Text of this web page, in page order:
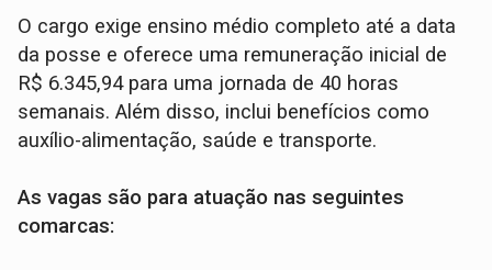
O cargo exige ensino médio completo até a data
da posse e oferece uma remuneração inicial de
R$ 6.345,94 para uma jornada de 40 horas
semanais. Além disso, inclui benefícios como
auxílio-alimentação, saúde e transporte.
As vagas são para atuação nas seguintes
comarcas: